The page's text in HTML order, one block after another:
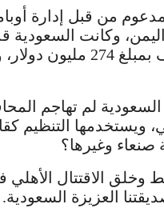
من قبل إدارة
وكانت
عوضاً لما حل بهم من
لم تهاجم
ويستخدمها التنظيم
وغيرها؟
الاقتتال الأهلي
العزيزة السعودية.